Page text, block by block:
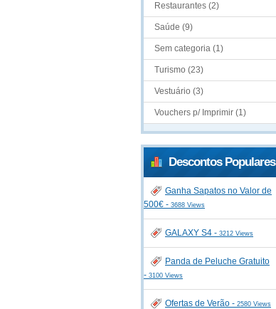
Restaurantes (2)
Saúde (9)
Sem categoria (1)
Turismo (23)
Vestuário (3)
Vouchers p/ Imprimir (1)
Descontos Populares
Ganha Sapatos no Valor de
500€ - 3688 Views
GALAXY S4 - 3212 Views
Panda de Peluche Gratuito
- 3100 Views
Ofertas de Verão - 2580 Views